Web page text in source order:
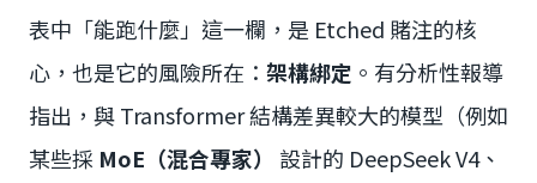
表中「能跑什麼」這一欄，是 Etched 賭注的核
心，也是它的風險所在： 架構綁定 。有分析性報導
指出，與 Transformer 結構差異較大的模型（例如
某些採 MoE（混合專家）
設計的 DeepSeek V4、